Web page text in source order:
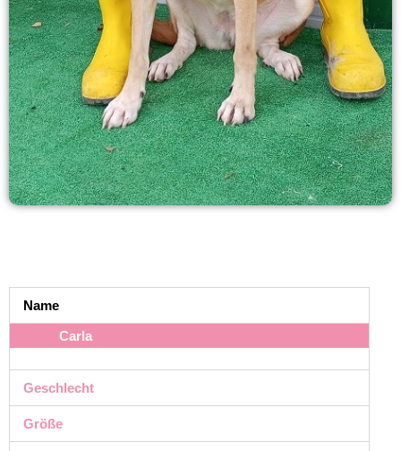
Name
Carla
Geschlecht
Größe